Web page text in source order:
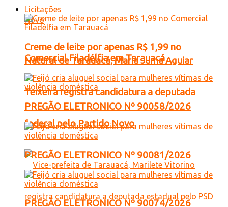
Natural de Tarauacá, Maria Juma Aguiar
Teixeira registra candidatura a deputada
federal pelo Partido Novo
Licitações
Creme de leite por apenas R$ 1,99 no
Comercial Filadélfia em Tarauacá
PREGÃO ELETRONICO Nº 90058/2026
PREGÃO ELETRONICO Nº 90081/2026
PREGÃO ELETRONICO Nº 90074/2026